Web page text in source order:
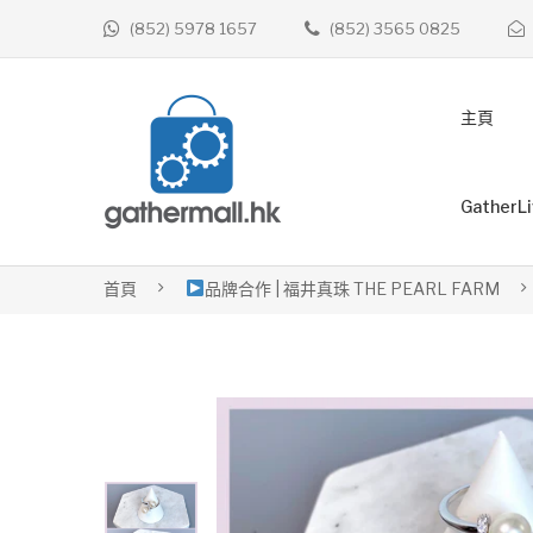
(852) 5978 1657 (852) 3565 0825
主頁
首頁 品牌合作 | 福井真珠 THE PEARL FARM